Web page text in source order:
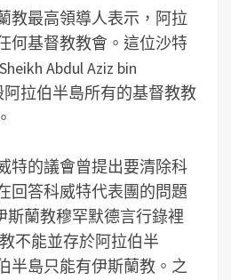
教最高領導人表示，阿拉
何基督教教會。這位沙特
Abdul Aziz bin
阿拉伯半島所有的基督教教
特的議會曾提出要清除科
回答科威特代表團的問題
斯蘭教穆罕默德言行錄裡
不能並存於阿拉伯半
半島只能有伊斯蘭教。之